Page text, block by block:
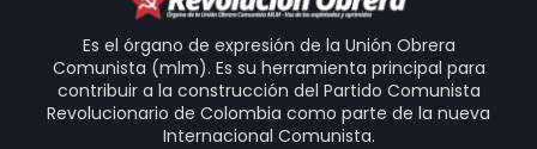
Es el órgano de expresión de la Unión Obrera
Comunista (mlm). Es su herramienta principal para
contribuir a la construcción del Partido Comunista
Revolucionario de Colombia como parte de la nueva
Internacional Comunista.